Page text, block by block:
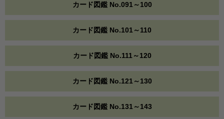
カード図鑑 No.091～100
カード図鑑 No.101～110
カード図鑑 No.111～120
カード図鑑 No.121～130
カード図鑑 No.131～143